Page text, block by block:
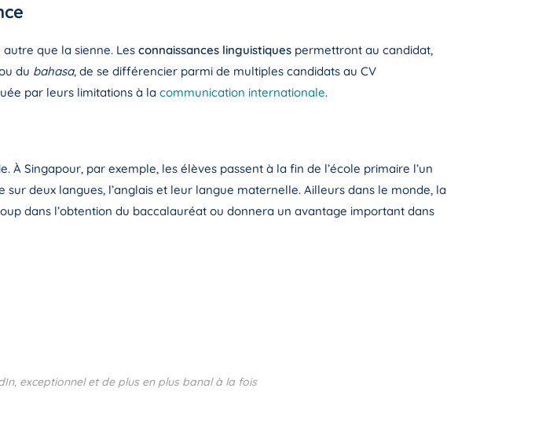
que la sienne. Les connaissances linguistiques permettront au candidat,
du bahasa, de se différencier parmi de multiples candidats au CV
par leurs limitations à la communication internationale.
À Singapour, par exemple, les élèves passent à la fin de l’école primaire l’un
deux langues, l’anglais et leur langue maternelle. Ailleurs dans le monde, la
dans l’obtention du baccalauréat ou donnera un avantage important dans
exceptionnel et de plus en plus banal à la fois